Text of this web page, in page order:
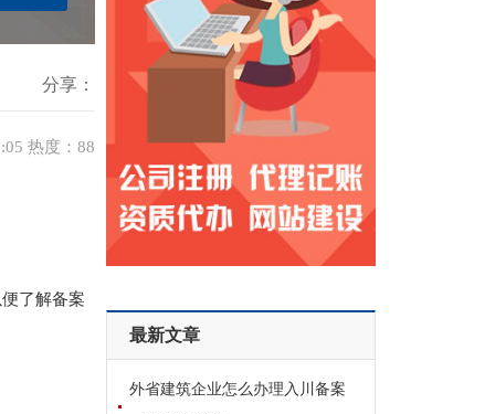
分享：
热度：88
了解备案
最新文章
外省建筑企业怎么办理入川备案